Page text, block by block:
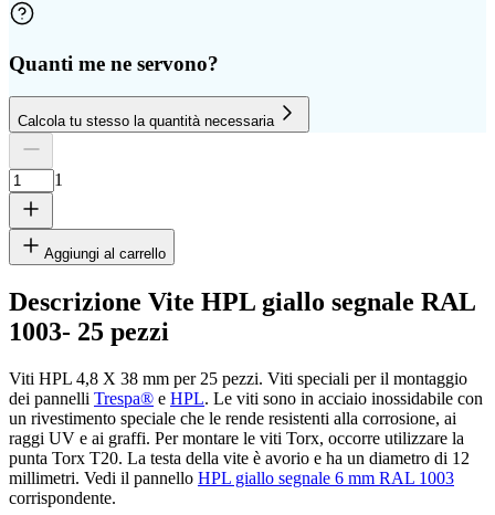
Quanti me ne servono?
Calcola tu stesso la quantità necessaria
Numero di lastre
Altezza
Larghezza
Rimuovi lastra
cm
Aggiungi un'altra lastra
1
Aggiungi al carrello
Descrizione Vite HPL giallo segnale RAL
1003- 25 pezzi
Viti HPL 4,8 X 38 mm per 25 pezzi. Viti speciali per il montaggio
dei pannelli Trespa® e HPL. Le viti sono in acciaio inossidabile con
un rivestimento speciale che le rende resistenti alla corrosione, ai
raggi UV e ai graffi. Per montare le viti Torx, occorre utilizzare la
punta Torx T20. La testa della vite è avorio e ha un diametro di 12
millimetri. Vedi il pannello HPL giallo segnale 6 mm RAL 1003
corrispondente.